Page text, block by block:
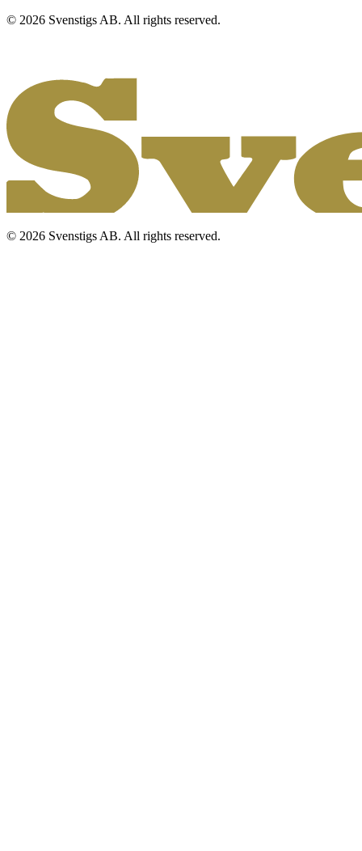
© 2026 Svenstigs AB. All rights reserved.
© 2026 Svenstigs AB. All rights reserved.